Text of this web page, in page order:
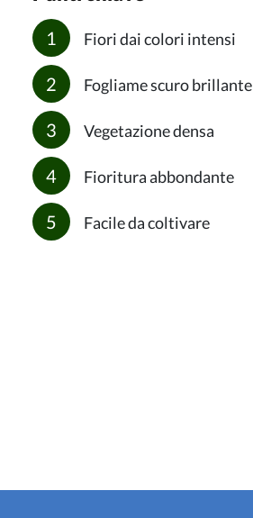
Fiori dai colori intensi
Fogliame scuro brillante
Vegetazione densa
Fioritura abbondante
Facile da coltivare